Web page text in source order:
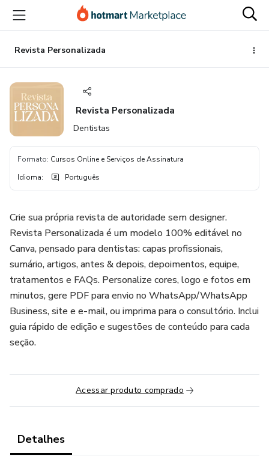
para
conteúdo
principal
para
pagamento
para
rodapéRevista Personalizada
Revista Personalizada
Dentistas
Formato: Cursos Online e Serviços de Assinatura
Idioma: Português
Crie sua própria revista de autoridade sem designer.
Revista Personalizada é um modelo 100% editável no
Canva, pensado para dentistas: capas profissionais,
sumário, artigos, antes & depois, depoimentos, equipe,
tratamentos e FAQs. Personalize cores, logo e fotos em
minutos, gere PDF para envio no WhatsApp/WhatsApp
Business, site e e-mail, ou imprima para o consultório. Inclui
guia rápido de edição e sugestões de conteúdo para cada
seção.
Acessar produto comprado
Detalhes